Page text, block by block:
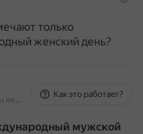
только
женский день?
На основе источников, возможны неточности
Как это работает?
мужской